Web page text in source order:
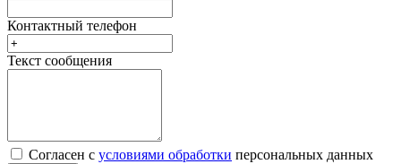
Контактный телефон
Текст сообщения
Согласен с условиями обработки персональных данных